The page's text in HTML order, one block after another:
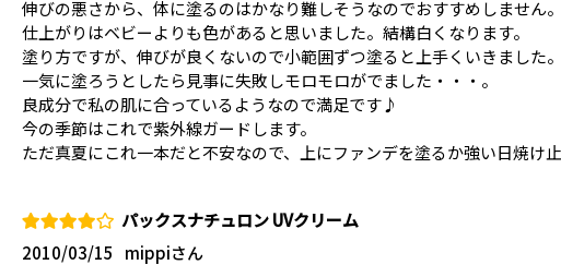
伸びの悪さから、体に塗るのはかなり難しそうなのでおすすめしません。
仕上がりはベビーよりも色があると思いました。結構白くなります。
塗り方ですが、伸びが良くないので小範囲ずつ塗ると上手くいきました。
一気に塗ろうとしたら見事に失敗しモロモロがでました・・・。
良成分で私の肌に合っているようなので満足です♪
今の季節はこれで紫外線ガードします。
ただ真夏にこれ一本だと不安なので、上にファンデを塗るか強い日焼け
パックスナチュロン UVクリーム
mippiさん
2010/03/15